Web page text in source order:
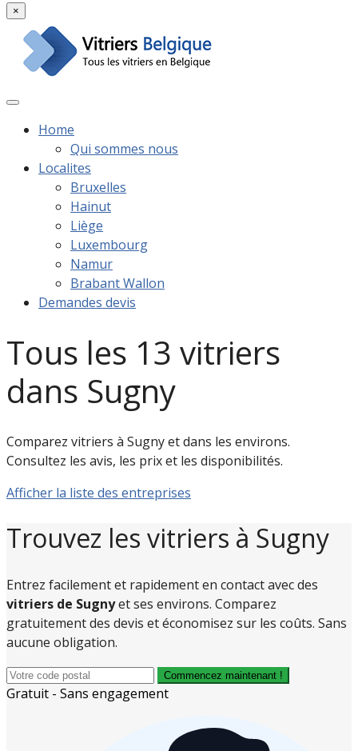
×
Home
Qui sommes nous
Localites
Bruxelles
Hainut
Liège
Luxembourg
Namur
Brabant Wallon
Demandes devis
Tous les 13 vitriers
dans Sugny
Comparez vitriers à Sugny et dans les environs.
Consultez les avis, les prix et les disponibilités.
Afficher la liste des entreprises
Trouvez les vitriers à Sugny
Entrez facilement et rapidement en contact avec des
vitriers de Sugnyet ses environs. Comparez
gratuitement des devis et économisez sur les coûts. Sans
aucune obligation.
Commencez maintenant !
Gratuit - Sans engagement